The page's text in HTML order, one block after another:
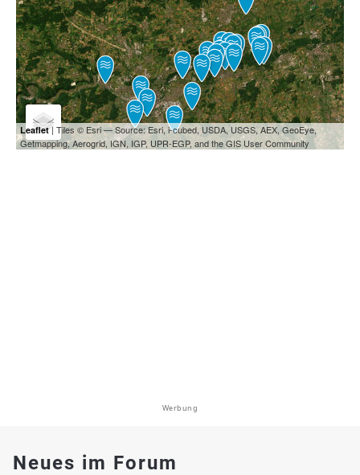
Leaflet| Tiles © Esri — Source: Esri, i-cubed, USDA, USGS, AEX, GeoEye,
Getmapping, Aerogrid, IGN, IGP, UPR-EGP, and the GIS User Community
Werbung
Neues im Forum